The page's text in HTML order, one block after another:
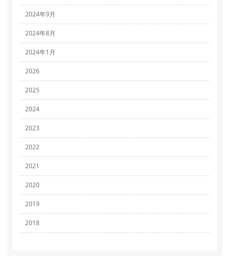
2024年9月
2024年8月
2024年1月
2026
2025
2024
2023
2022
2021
2020
2019
2018